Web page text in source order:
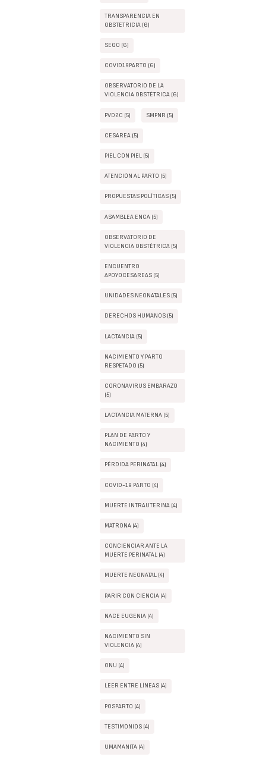
TRANSPARENCIA EN
OBSTETRICIA (6)
SEGO (6)
COVID19PARTO (6)
OBSERVATORIO DE LA
VIOLENCIA OBSTÉTRICA (6)
PVD2C (5) SMPNR (5)
CESAREA (5)
PIEL CON PIEL (5)
ATENCIÓN AL PARTO (5)
PROPUESTAS POLÍTICAS (5)
ASAMBLEA ENCA (5)
OBSERVATORIO DE
VIOLENCIA OBSTÉTRICA (5)
ENCUENTRO
APOYOCESAREAS (5)
UNIDADES NEONATALES (5)
DERECHOS HUMANOS (5)
LACTANCIA (5)
NACIMIENTO Y PARTO
RESPETADO (5)
CORONAVIRUS EMBARAZO
(5)
LACTANCIA MATERNA (5)
PLAN DE PARTO Y
NACIMIENTO (4)
PÉRDIDA PERINATAL (4)
COVID-19 PARTO (4)
MUERTE INTRAUTERINA (4)
MATRONA (4)
CONCIENCIAR ANTE LA
MUERTE PERINATAL (4)
MUERTE NEONATAL (4)
PARIR CON CIENCIA (4)
NACE EUGENIA (4)
NACIMIENTO SIN
VIOLENCIA (4)
ONU (4)
LEER ENTRE LÍNEAS (4)
POSPARTO (4)
TESTIMONIOS (4)
UMAMANITA (4)